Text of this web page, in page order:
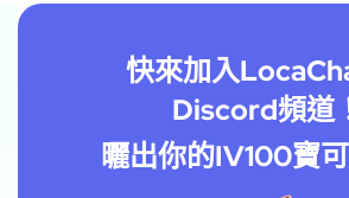
快來加入
Discord頻道
曬出你的IV100寶